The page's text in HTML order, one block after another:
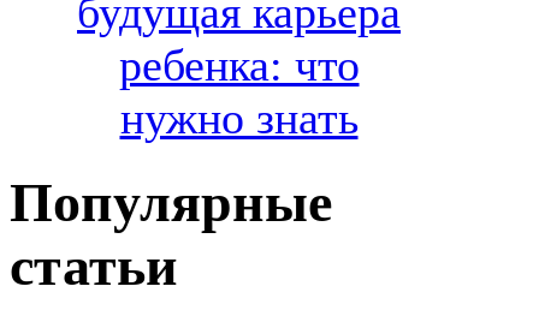
будущая карьера
ребенка: что
нужно знать
Популярные
статьи